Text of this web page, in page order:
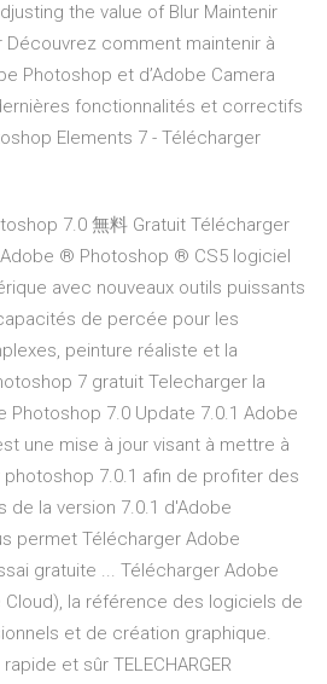
the value of Blur Maintenir
comment maintenir à
Photoshop et d’Adobe Camera
fonctionnalités et correctifs
Elements 7 - Télécharger
7.0 無料 Gratuit Télécharger
® Photoshop ® CS5 logiciel
avec nouveaux outils puissants
de percée pour les
peinture réaliste et la
7 gratuit Telecharger la
7.0 Update 7.0.1 Adobe
une mise à jour visant à mettre à
7.0.1 afin de profiter des
de la version 7.0.1 d'Adobe
permet Télécharger Adobe
gratuite ... Télécharger Adobe
Cloud), la référence des logiciels de
et de création graphique.
et sûr TELECHARGER